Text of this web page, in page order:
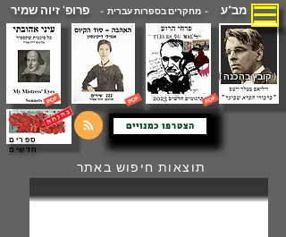
מב"ע - מחקרים בספרות עברית -פרופ' זיוה שמיר
( קובץ בהכנה )
הצטרפו כמנויים
ספרים
חדשים
תוצאות חיפוש באתר